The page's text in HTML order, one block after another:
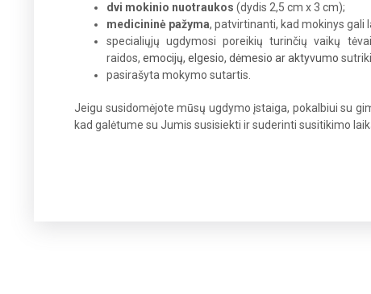
dvi mokinio nuotraukos (dydis 2,5 cm x 3 cm);
medicininė pažyma, patvirtinanti, kad mokinys gali
specialiųjų ugdymosi poreikių turinčių vaikų
raidos, emocijų, elgesio, dėmesio ar aktyvumo
pasirašyta mokymo sutartis.
Jeigu susidomėjote mūsų ugdymo įstaiga, pokalbiui su
kad galėtume su Jumis susisiekti ir suderinti susitikimo